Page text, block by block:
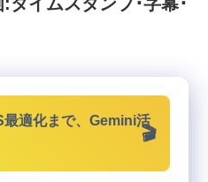
最適化まで、Gemini活